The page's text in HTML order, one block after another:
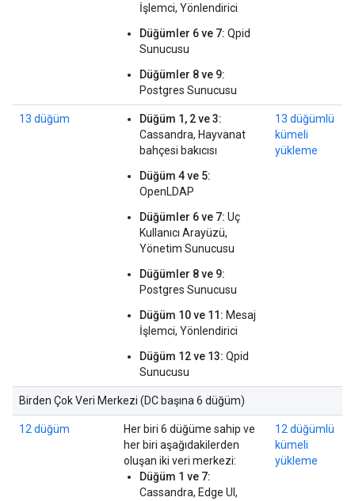
İşlemci, Yönlendirici
Düğümler 6 ve 7: Qpid
Sunucusu
Düğümler 8 ve 9:
Postgres Sunucusu
13 düğüm
Düğüm 1, 2 ve 3:
Cassandra, Hayvanat
bahçesi bakıcısı
Düğüm 4 ve 5:
OpenLDAP
Düğümler 6 ve 7: Uç
Kullanıcı Arayüzü,
Yönetim Sunucusu
Düğümler 8 ve 9:
Postgres Sunucusu
Düğüm 10 ve 11: Mesaj
İşlemci, Yönlendirici
Düğüm 12 ve 13: Qpid
Sunucusu
13 düğümlü
kümeli
yükleme
Birden Çok Veri Merkezi (DC başına 6 düğüm)
12 düğüm
Her biri 6 düğüme sahip ve
her biri aşağıdakilerden
oluşan iki veri merkezi:
Düğüm 1 ve 7:
Cassandra, Edge UI,
12 düğümlü
kümeli
yükleme